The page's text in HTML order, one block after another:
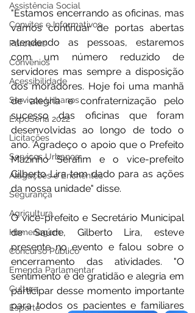
Assistência Social
Convites e Informativos
Parcerias
Convênios
Acessibilidade
Serviços Urbanos
ExpoSena 2022
Licitações
Serviços Urbanos
Alagações e Enchentes
Segurança
Agricultura
Homenagem
Concurso Público
Emenda Parlamentar
Cultura
Esporte
"Estamos encerrando as oficinas, mas
vamos continuar de portas abertas
atendendo as pessoas, estaremos
com um número reduzido de
servidores mas sempre a disposição
dos moradores. Hoje foi uma manhã
de alegria e confraternização pelo
sucesso das oficinas que foram
desenvolvidas ao longo de todo o
ano. Agradeço o apoio que o Prefeito
Mazinho Serafim e o vice-prefeito
Gilberto Lira tem dado para as ações
da nossa unidade" disse.
O vice-prefeito e Secretário Municipal
de Saúde, Gilberto Lira, esteve
presente no evento e falou sobre o
encerramento das atividades. "O
sentimento é de gratidão e alegria em
participar desse momento importante
para todos os pacientes e familiares